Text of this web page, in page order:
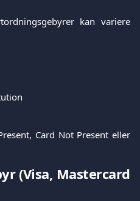
kan variere
Card Not Present eller
(Visa, Mastercard